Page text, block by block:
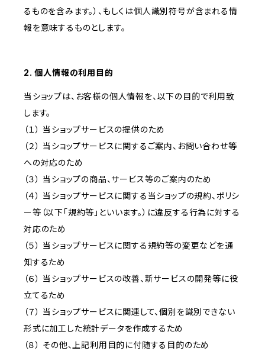
るものを含みます。）、もしくは個人識別符号が含まれる情
報を意味するものとします。
2. 個人情報の利用目的
当ショップは、お客様の個人情報を、以下の目的で利用致
します。
（１） 当ショップサービスの提供のため
（２） 当ショップサービスに関するご案内、お問い合わせ等
への対応のため
（３） 当ショップの商品、サービス等のご案内のため
（４） 当ショップサービスに関する当ショップの規約、ポリシ
ー等（以下「規約等」といいます。）に違反する行為に対する
対応のため
（５） 当ショップサービスに関する規約等の変更などを通
知するため
（６） 当ショップサービスの改善、新サービスの開発等に役
立てるため
（７） 当ショップサービスに関連して、個別を識別できない
形式に加工した統計データを作成するため
（８） その他、上記利用目的に付随する目的のため